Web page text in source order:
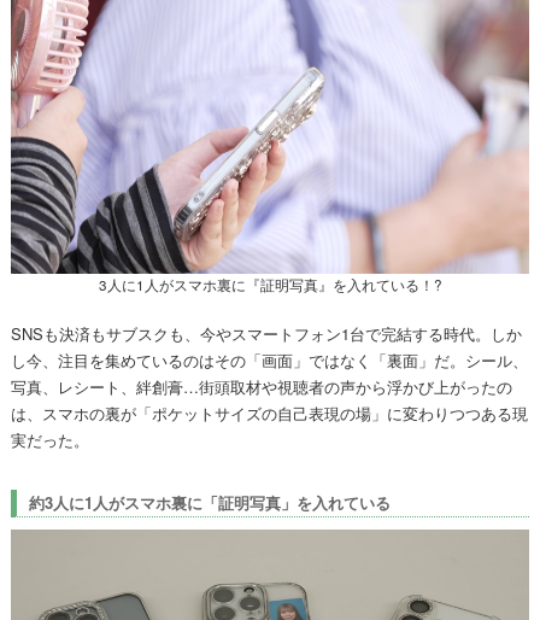
3人に1人がスマホ裏に『証明写真』を入れている！?
SNSも決済もサブスクも、今やスマートフォン1台で完結する時代。しか
し今、注目を集めているのはその「画面」ではなく「裏面」だ。シール、
写真、レシート、絆創膏…街頭取材や視聴者の声から浮かび上がったの
は、スマホの裏が「ポケットサイズの自己表現の場」に変わりつつある現
実だった。
約3人に1人がスマホ裏に「証明写真」を入れている